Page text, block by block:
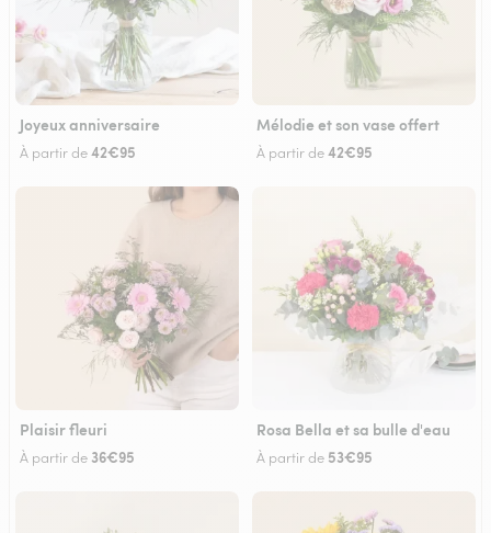
Joyeux anniversaire
À partir de42€95
Mélodie et son vase offert
À partir de42€95
Plaisir fleuri
À partir de 36€95
Rosa Bella et sa bulle d'eau
À partir de 53€95